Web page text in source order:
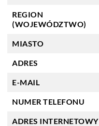
REGION
(WOJEWÓDZTWO)
MIASTO
ADRES
E-MAIL
NUMER TELEFONU
ADRES INTERNETOWY